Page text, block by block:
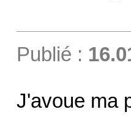
Publié :
J'avoue ma